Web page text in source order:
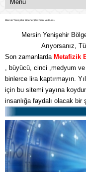
Mersin Yenişehir Bioenerji Uzmanı ve Kursu
Mersin Yenişehir
Arıyorsanız,
Son zamanlarda Metafizik
, büyücü, cinci ,medyum
binlerce lira kaptırmayın.
için bu sitemi yayına
insanlığa faydalı olacak bir